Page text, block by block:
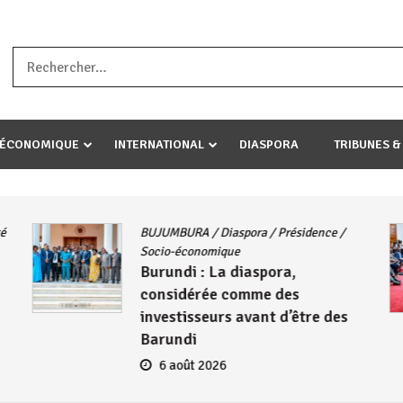
umariye umuryango wawe canke igihugu cakwibarutse
INTERNATIONAL DIASPORA TRIBUNES
/ Diaspora /Présidence
diaspora,
comme des
avant d’être des
Actualités/ Société
Le Président
s’entretient
de la diaspora